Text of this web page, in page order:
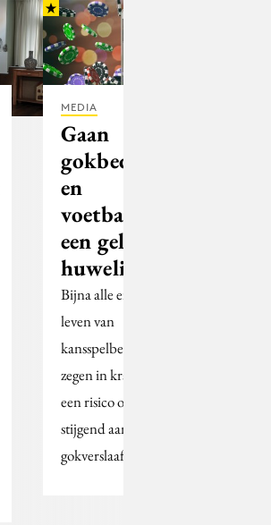
MEDIA
Gaan
gokbedrijven
en
voetbalclubs
een gelukkig
huwelijk aan?
Bijna alle eredivisieclubs
leven van
kansspelbedrijven; een
zegen in krappe tijden,
een risico op een
stijgend aantal
gokverslaafden